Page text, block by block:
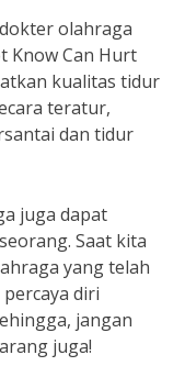
olahraga
Know Can Hurt
kualitas tidur
teratur,
dan tidur
juga dapat
Saat kita
yang telah
diri
jangan
juga!